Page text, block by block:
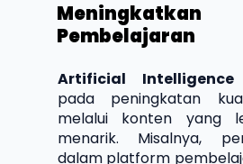
Pembelajaran
Artificial Intelligence
pada peningkatan
melalui konten yang
menarik. Misalnya,
dalam platform